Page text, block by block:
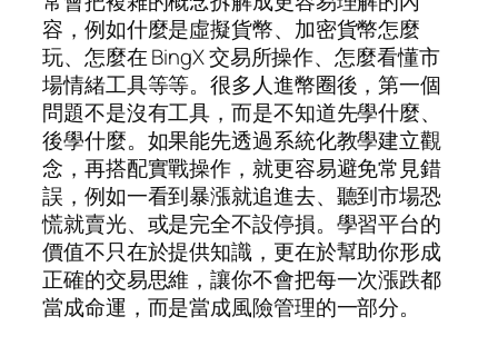
容，例如什麼是虛擬貨幣、加密貨幣怎麼
玩、怎麼在 BingX 交易所操作、怎麼看懂市
場情緒工具等等。很多人進幣圈後，第一個
問題不是沒有工具，而是不知道先學什麼、
後學什麼。如果能先透過系統化教學建立觀
念，再搭配實戰操作，就更容易避免常見錯
誤，例如一看到暴漲就追進去、聽到市場恐
慌就賣光、或是完全不設停損。學習平台的
價值不只在於提供知識，更在於幫助你形成
正確的交易思維，讓你不會把每一次漲跌都
當成命運，而是當成風險管理的一部分。